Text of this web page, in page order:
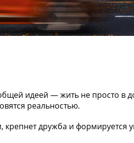
идеей — жить не просто в
реальностью.
дружба и формируется